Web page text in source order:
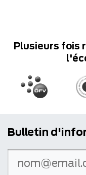
Plusieurs fois
Bulletin